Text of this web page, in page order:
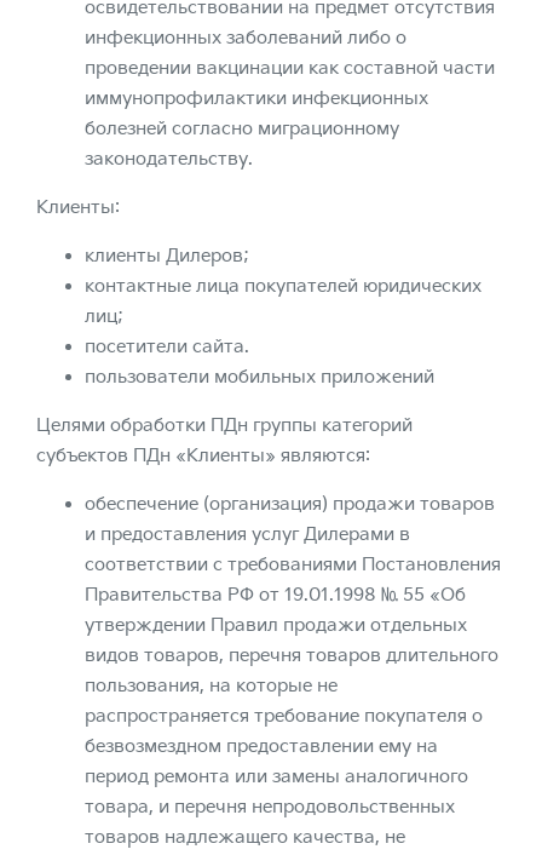
освидетельствовании на предмет отсутствия
инфекционных заболеваний либо о
проведении вакцинации как составной части
иммунопрофилактики инфекционных
болезней согласно миграционному
законодательству.
Клиенты:
клиенты Дилеров;
контактные лица покупателей юридических
лиц;
посетители сайта.
пользователи мобильных приложений
Целями обработки ПДн группы категорий
субъектов ПДн «Клиенты» являются:
обеспечение (организация) продажи товаров
и предоставления услуг Дилерами в
соответствии с требованиями Постановления
Правительства РФ от 19.01.1998 № 55 «Об
утверждении Правил продажи отдельных
видов товаров, перечня товаров длительного
пользования, на которые не
распространяется требование покупателя о
безвозмездном предоставлении ему на
период ремонта или замены аналогичного
товара, и перечня непродовольственных
товаров надлежащего качества, не